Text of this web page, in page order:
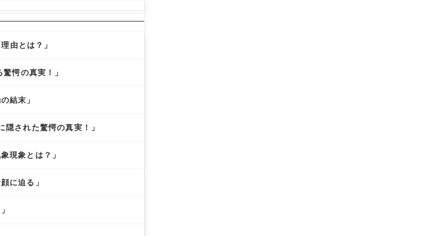
由とは？」
愕の真実！」
結末」
隠された驚愕の真実！」
現象とは？」
に迫る」